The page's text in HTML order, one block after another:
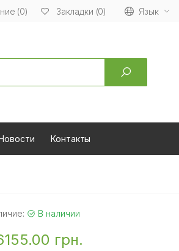
(0) Закладки (0) Язык
Контакты
В наличии
грн.